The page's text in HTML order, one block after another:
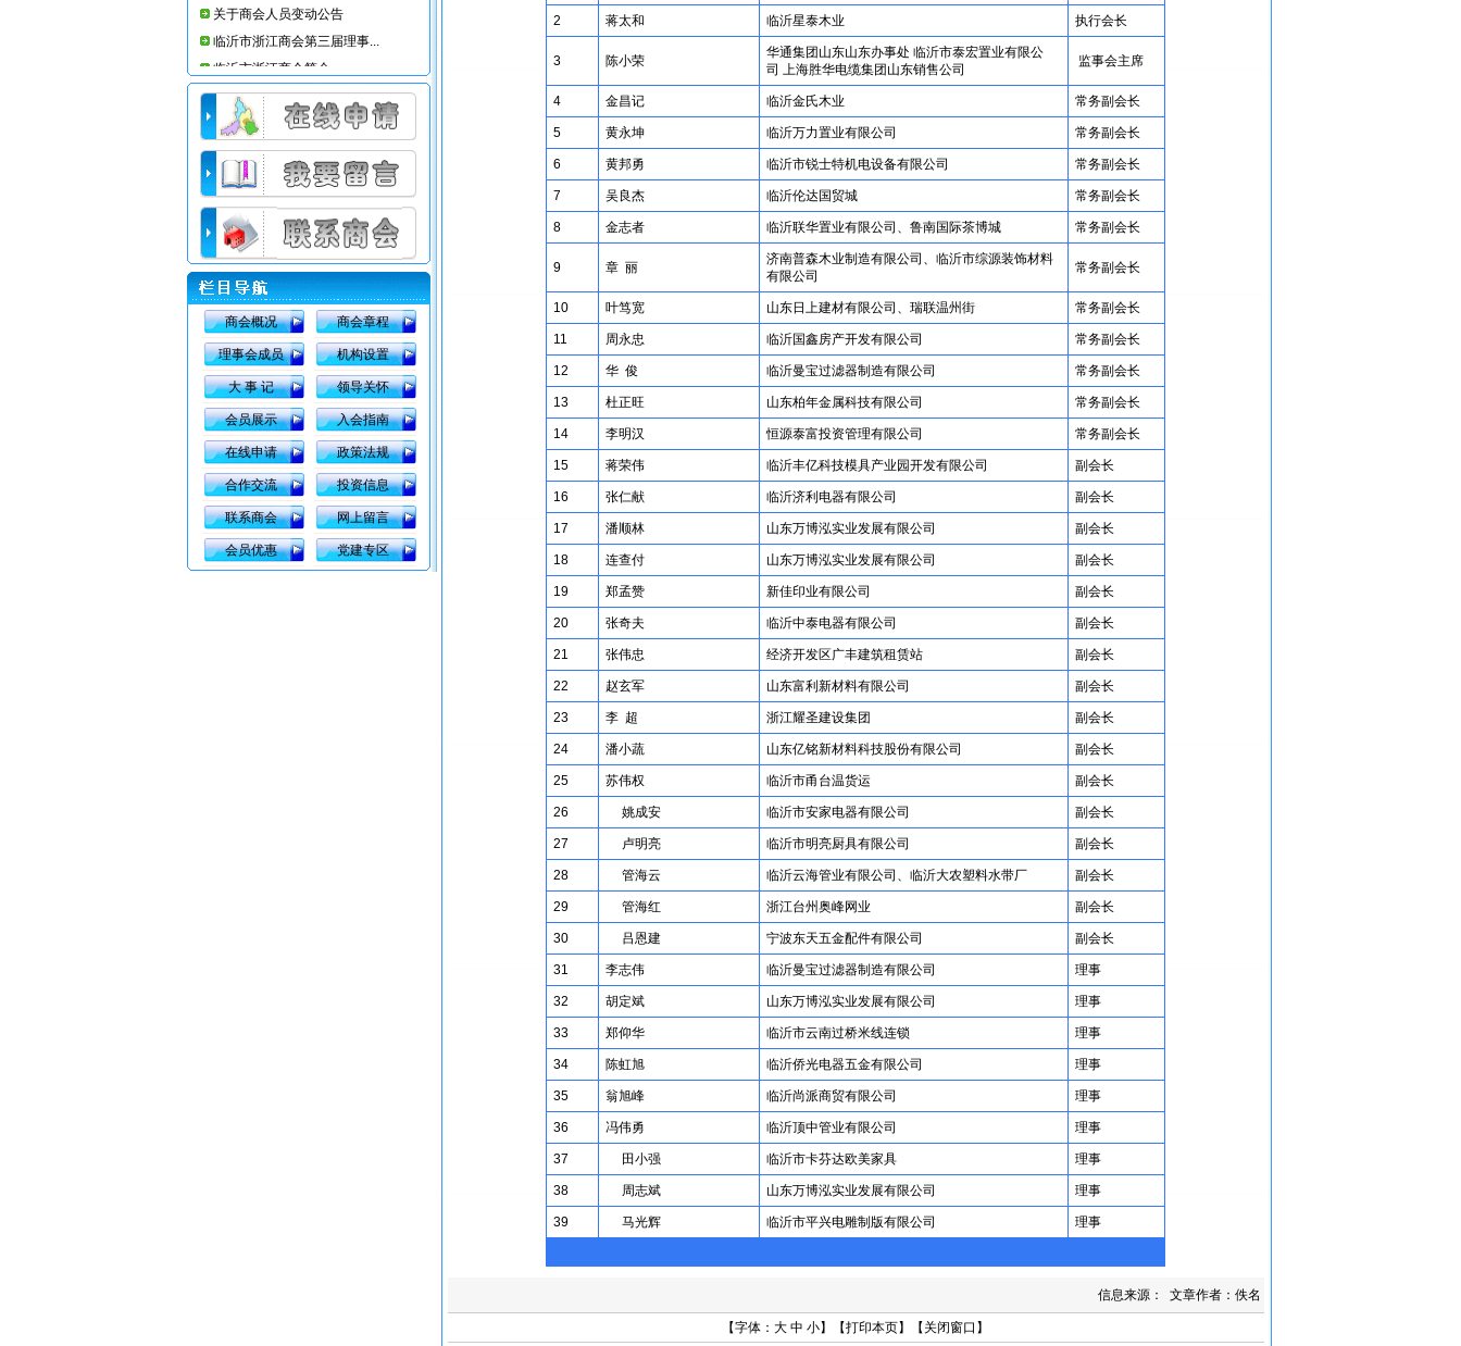
关于商会人员变动公告
临沂市浙江商会第三届理事...
临沂市浙江商会简介
临沂仕合汽车租赁公司
临沂市浙江商会办公室搬迁公告
临沂市浙江商会会员部工作条例
临沂市浙江商会08年收费标准
商会概况 商会章程
理事会成员 机构设置
大 事 记 领导关怀
会员展示 入会指南
在线申请 政策法规
合作交流 投资信息
联系商会 网上留言
会员优惠 党建专区
2 蒋太和 临沂星泰木业 执行会长
3 陈小荣
华通集团山东山东办事处 临沂市泰宏置业有限公
司 上海胜华电缆集团山东销售公司
监事会主席
4 金昌记 临沂金氏木业 常务副会长
5 黄永坤 临沂万力置业有限公司 常务副会长
6 黄邦勇 临沂市锐士特机电设备有限公司 常务副会长
7 吴良杰 临沂伦达国贸城 常务副会长
8 金志者 临沂联华置业有限公司、鲁南国际茶博城 常务副会长
9 章 丽
济南普森木业制造有限公司、临沂市综源装饰材料
有限公司
常务副会长
10 叶笃宽 山东日上建材有限公司、瑞联温州街 常务副会长
11 周永忠 临沂国鑫房产开发有限公司 常务副会长
12 华 俊 临沂曼宝过滤器制造有限公司 常务副会长
13 杜正旺 山东柏年金属科技有限公司 常务副会长
14 李明汉 恒源泰富投资管理有限公司 常务副会长
15 蒋荣伟 临沂丰亿科技模具产业园开发有限公司 副会长
16 张仁献 临沂济利电器有限公司 副会长
17 潘顺林 山东万博泓实业发展有限公司 副会长
18 连查付 山东万博泓实业发展有限公司 副会长
19 郑孟赞 新佳印业有限公司 副会长
20 张奇夫 临沂中泰电器有限公司 副会长
21 张伟忠 经济开发区广丰建筑租赁站 副会长
22 赵玄军 山东富利新材料有限公司 副会长
23 李 超 浙江耀圣建设集团 副会长
24 潘小蔬 山东亿铭新材料科技股份有限公司 副会长
25 苏伟权 临沂市甬台温货运 副会长
26 姚成安 临沂市安家电器有限公司 副会长
27 卢明亮 临沂市明亮厨具有限公司 副会长
28 管海云 临沂云海管业有限公司、临沂大农塑料水带厂 副会长
29 管海红 浙江台州奥峰网业 副会长
30 吕恩建 宁波东天五金配件有限公司 副会长
31 李志伟 临沂曼宝过滤器制造有限公司 理事
32 胡定斌 山东万博泓实业发展有限公司 理事
33 郑仰华 临沂市云南过桥米线连锁 理事
34 陈虹旭 临沂侨光电器五金有限公司 理事
35 翁旭峰 临沂尚派商贸有限公司 理事
36 冯伟勇 临沂顶中管业有限公司 理事
37 田小强 临沂市卡芬达欧美家具 理事
38 周志斌 山东万博泓实业发展有限公司 理事
39 马光辉 临沂市平兴电雕制版有限公司 理事
信息来源： 文章作者：佚名
【字体： 大 中 小】【打印本页】【 关闭窗口 】